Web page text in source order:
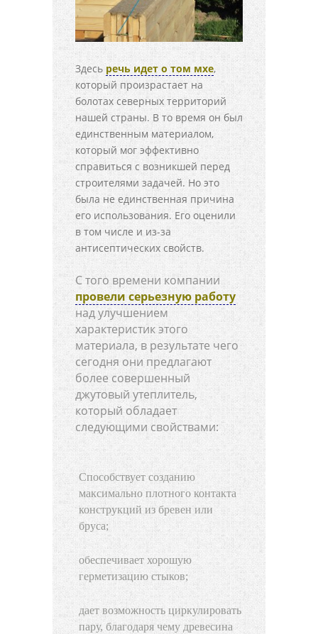
Здесь речь идет о том мхе,
который произрастает на
болотах северных территорий
нашей страны. В то время он был
единственным материалом,
который мог эффективно
справиться с возникшей перед
строителями задачей. Но это
была не единственная причина
его использования. Его оценили
в том числе и из-за
антисептических свойств.
С того времени компании
провели серьезную работу
над улучшением
характеристик этого
материала, в результате чего
сегодня они предлагают
более совершенный
джутовый утеплитель,
который обладает
следующими свойствами:
Способствует созданию
максимально плотного контакта
конструкций из бревен или
бруса;
обеспечивает хорошую
герметизацию стыков;
дает возможность циркулировать
пару, благодаря чему древесина